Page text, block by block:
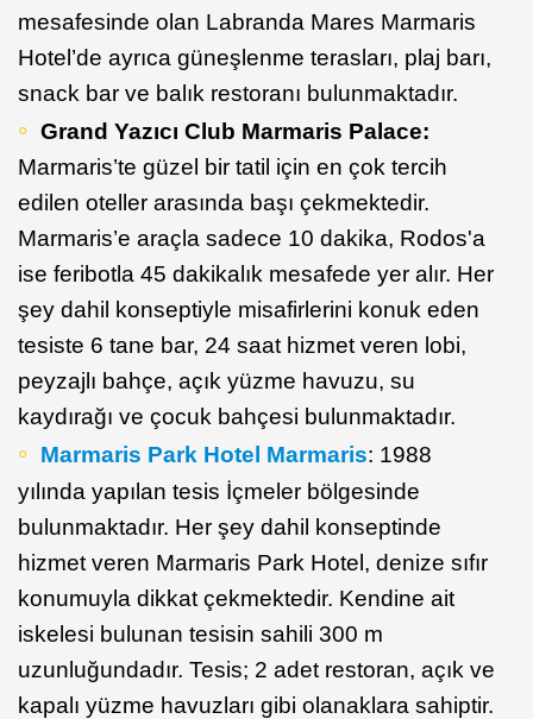
mesafesinde olan Labranda Mares Marmaris
Hotel’de ayrıca güneşlenme terasları, plaj barı,
snack bar ve balık restoranı bulunmaktadır.
Grand Yazıcı Club Marmaris Palace:
Marmaris’te güzel bir tatil için en çok tercih
edilen oteller arasında başı çekmektedir.
Marmaris’e araçla sadece 10 dakika, Rodos'a
ise feribotla 45 dakikalık mesafede yer alır. Her
şey dahil konseptiyle misafirlerini konuk eden
tesiste 6 tane bar, 24 saat hizmet veren lobi,
peyzajlı bahçe, açık yüzme havuzu, su
kaydırağı ve çocuk bahçesi bulunmaktadır.
Marmaris Park Hotel Marmaris: 1988
yılında yapılan tesis İçmeler bölgesinde
bulunmaktadır. Her şey dahil konseptinde
hizmet veren Marmaris Park Hotel, denize sıfır
konumuyla dikkat çekmektedir. Kendine ait
iskelesi bulunan tesisin sahili 300 m
uzunluğundadır. Tesis; 2 adet restoran, açık ve
kapalı yüzme havuzları gibi olanaklara sahiptir.